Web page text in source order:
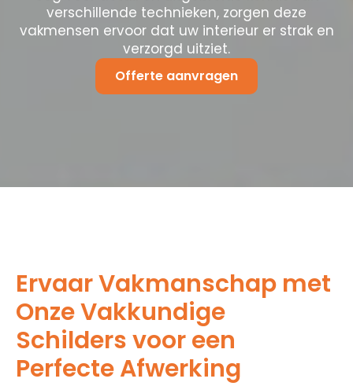
verschillende technieken, zorgen deze
vakmensen ervoor dat uw interieur er strak en
verzorgd uitziet.
Offerte aanvragen
Ervaar Vakmanschap met
Onze Vakkundige
Schilders voor een
Perfecte Afwerking